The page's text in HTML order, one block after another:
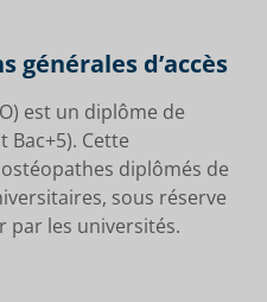
générales d’accès
est un diplôme de
Bac+5). Cette
diplômés de
sous réserve
par les universités.